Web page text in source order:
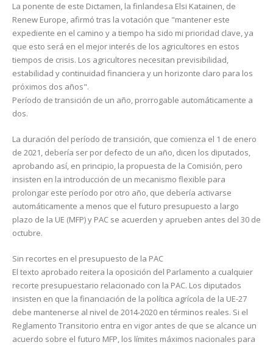
La ponente de este Dictamen, la finlandesa Elsi Katainen, de
Renew Europe, afirmó tras la votación que "mantener este
expediente en el camino y a tiempo ha sido mi prioridad clave, ya
que esto será en el mejor interés de los agricultores en estos
tiempos de crisis. Los agricultores necesitan previsibilidad,
estabilidad y continuidad financiera y un horizonte claro para los
próximos dos años".
Período de transición de un año, prorrogable automáticamente a
dos.
La duración del período de transición, que comienza el 1 de enero
de 2021, debería ser por defecto de un año, dicen los diputados,
aprobando así, en principio, la propuesta de la Comisión, pero
insisten en la introducción de un mecanismo flexible para
prolongar este período por otro año, que debería activarse
automáticamente a menos que el futuro presupuesto a largo
plazo de la UE (MFP) y PAC se acuerden y aprueben antes del 30 de
octubre.
Sin recortes en el presupuesto de la PAC
El texto aprobado reitera la oposición del Parlamento a cualquier
recorte presupuestario relacionado con la PAC. Los diputados
insisten en que la financiación de la política agrícola de la UE-27
debe mantenerse al nivel de 2014-2020 en términos reales. Si el
Reglamento Transitorio entra en vigor antes de que se alcance un
acuerdo sobre el futuro MFP, los límites máximos nacionales para